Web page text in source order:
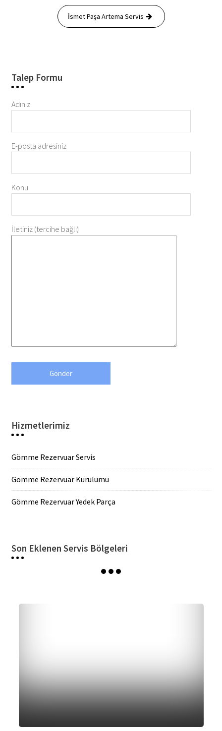
İsmet Paşa Artema Servis
Talep Formu
Adınız
E-posta adresiniz
Konu
İletiniz (tercihe bağlı)
Hizmetlerimiz
Gömme Rezervuar Servis
Gömme Rezervuar Kurulumu
Gömme Rezervuar Yedek Parça
Son Eklenen Servis Bölgeleri